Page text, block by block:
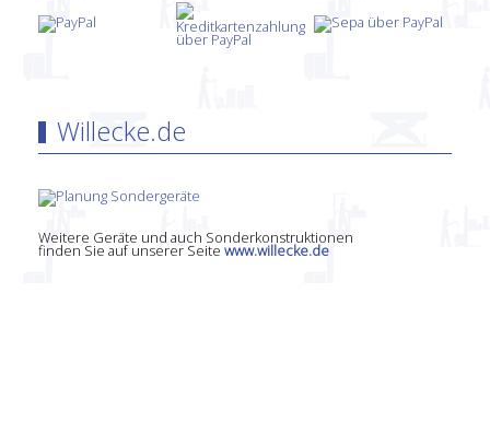
Willecke.de
Weitere Geräte und auch Sonderkonstruktionen
finden Sie auf unserer Seitewww.willecke.de